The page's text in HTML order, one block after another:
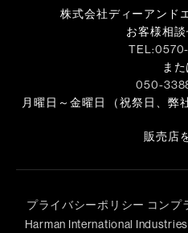
株式会社ディーアンド
お客様相
また
050-
月曜日～金曜日 （祝祭日、弊
販売店
プライバシーポリシー コンプ
Harman International